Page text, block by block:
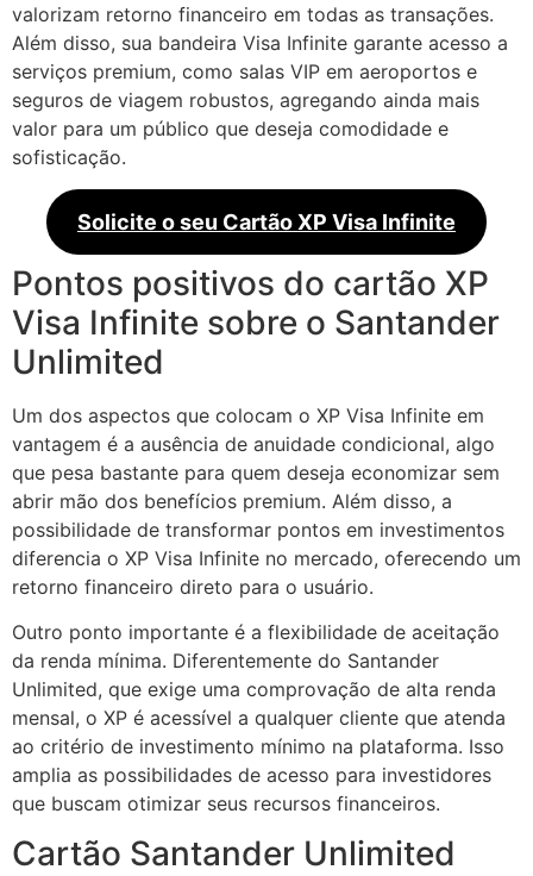
valorizam retorno financeiro em todas as transações.
Além disso, sua bandeira Visa Infinite garante acesso a
serviços premium, como salas VIP em aeroportos e
seguros de viagem robustos, agregando ainda mais
valor para um público que deseja comodidade e
sofisticação.
Solicite o seu Cartão XP Visa Infinite
Pontos positivos do cartão XP
Visa Infinite sobre o Santander
Unlimited
Um dos aspectos que colocam o XP Visa Infinite em
vantagem é a ausência de anuidade condicional, algo
que pesa bastante para quem deseja economizar sem
abrir mão dos benefícios premium. Além disso, a
possibilidade de transformar pontos em investimentos
diferencia o XP Visa Infinite no mercado, oferecendo um
retorno financeiro direto para o usuário.
Outro ponto importante é a flexibilidade de aceitação
da renda mínima. Diferentemente do Santander
Unlimited, que exige uma comprovação de alta renda
mensal, o XP é acessível a qualquer cliente que atenda
ao critério de investimento mínimo na plataforma. Isso
amplia as possibilidades de acesso para investidores
que buscam otimizar seus recursos financeiros.
Cartão Santander Unlimited